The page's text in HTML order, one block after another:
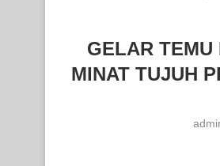
GELAR TEMU
MINAT TUJUH